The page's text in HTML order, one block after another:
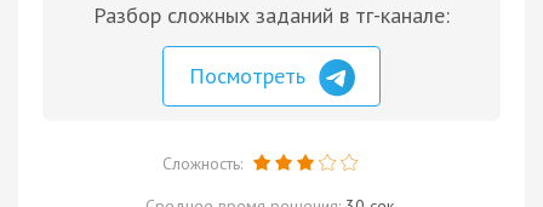
Разбор сложных заданий в тг-канале:
Посмотреть
Сложность: